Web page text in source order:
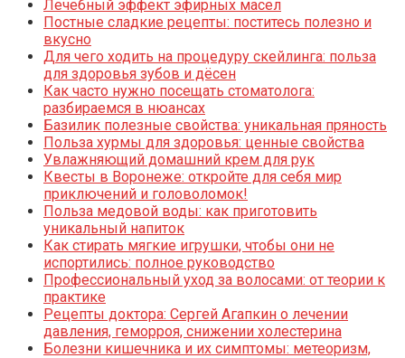
Лечебный эффект эфирных масел
Постные сладкие рецепты: поститесь полезно и
вкусно
Для чего ходить на процедуру скейлинга: польза
для здоровья зубов и дёсен
Как часто нужно посещать стоматолога:
разбираемся в нюансах
Базилик полезные свойства: уникальная пряность
Польза хурмы для здоровья: ценные свойства
Увлажняющий домашний крем для рук
Квесты в Воронеже: откройте для себя мир
приключений и головоломок!
Польза медовой воды: как приготовить
уникальный напиток
Как стирать мягкие игрушки, чтобы они не
испортились: полное руководство
Профессиональный уход за волосами: от теории к
практике
Рецепты доктора: Сергей Агапкин о лечении
давления, геморроя, снижении холестерина
Болезни кишечника и их симптомы: метеоризм,